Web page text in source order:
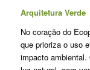
Arquitetura Verde
No coração do
que prioriza o uso
impacto